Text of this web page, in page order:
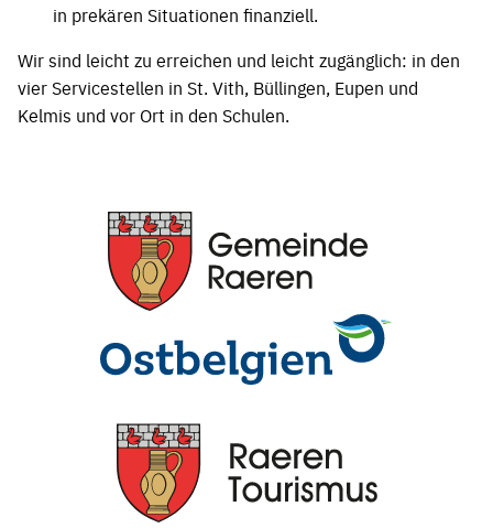
in prekären Situationen finanziell.
Wir sind leicht zu erreichen und leicht zugänglich: in den
vier Servicestellen in St. Vith, Büllingen, Eupen und
Kelmis und vor Ort in den Schulen.